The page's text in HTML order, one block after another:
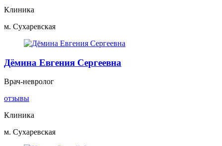
Клиника
м. Сухаревская
Дёмина Евгения Сергеевна
Врач-невролог
отзывы
Клиника
м. Сухаревская